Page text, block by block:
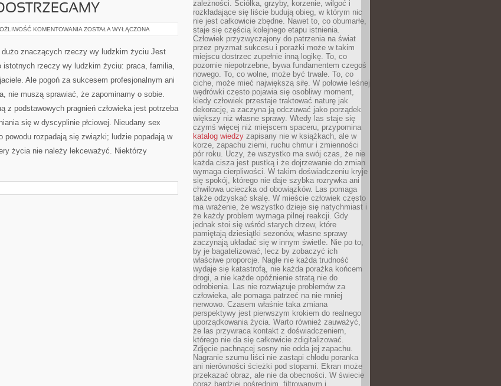
KOMENTOWANIA CORAZ
DOSTRZEGAMY
ZOSTAŁA WYŁĄCZONA
znaczących rzeczy wy ludzkim życiu Jest
istotnych rzeczy wy ludzkim życiu: praca, familia,
Ale pogoń za sukcesem profesjonalnym ani
nie muszą sprawiać, że zapominamy o sobie.
z podstawowych pragnień człowieka jest potrzeba
się w dyscyplinie płciowej. Nieudany sex
powodu rozpadają się związki; ludzie popadają w
życia nie należy lekceważyć. Niektórzy
zależności. Ściółka, grzyby, korzenie, wilgoć i
rozkładające się liście budują obieg, w którym nic
nie jest całkowicie zbędne. Nawet to, co obumarłe,
staje się częścią kolejnego etapu istnienia.
Człowiek przyzwyczajony do patrzenia na świat
przez pryzmat sukcesu i porażki może w takim
miejscu dostrzec zupełnie inną logikę. To, co
pozornie niepotrzebne, bywa fundamentem czegoś
nowego. To, co wolne, może być trwałe. To, co
ciche, może mieć największą siłę. W połowie leśnej
wędrówki często pojawia się osobliwy moment,
kiedy człowiek przestaje traktować naturę jak
dekorację, a zaczyna ją odczuwać jako porządek
większy niż własne sprawy. Wtedy las staje się
czymś więcej niż miejscem spaceru, przypomina
katalog wiedzy zapisany nie w książkach, ale w
korze, zapachu ziemi, ruchu chmur i zmienności
pór roku. Uczy, że wszystko ma swój czas, że nie
każda cisza jest pustką i że dojrzewanie do zmian
wymaga cierpliwości. W takim doświadczeniu kryje
się spokój, którego nie daje szybka rozrywka ani
chwilowa ucieczka od obowiązków. Las pomaga
także odzyskać skalę. W mieście człowiek często
ma wrażenie, że wszystko dzieje się natychmiast i
że każdy problem wymaga pilnej reakcji. Gdy
jednak stoi się wśród starych drzew, które
pamiętają dziesiątki sezonów, własne sprawy
zaczynają układać się w innym świetle. Nie po to,
by je bagatelizować, lecz by zobaczyć ich
właściwe proporcje. Nagle nie każda trudność
wydaje się katastrofą, nie każda porażka końcem
drogi, a nie każde opóźnienie stratą nie do
odrobienia. Las nie rozwiązuje problemów za
człowieka, ale pomaga patrzeć na nie mniej
nerwowo. Czasem właśnie taka zmiana
perspektywy jest pierwszym krokiem do realnego
uporządkowania życia. Warto również zauważyć,
że las przywraca kontakt z doświadczeniem,
którego nie da się całkowicie zdigitalizować.
Zdjęcie pachnącej sosny nie odda jej zapachu.
Nagranie szumu liści nie zastąpi chłodu poranka
ani nierówności ścieżki pod stopami. Ekran może
przekazać obraz, ale nie da obecności. W świecie
coraz bardziej pośrednim, filtrowanym i